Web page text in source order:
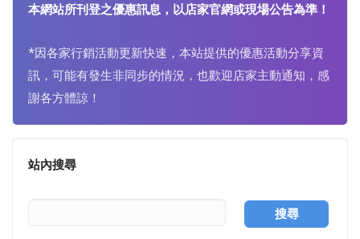
本網站所刊登之優惠訊息，以店家官網或現場公告為準！
*因各家行銷活動更新快速，本站提供的優惠活動分享資
訊，可能有發生非同步的情況，也歡迎店家主動通知，感
謝各方體諒！
站內搜尋
搜尋